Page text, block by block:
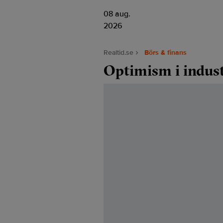
08 aug.
2026
Realtid.se Börs & finans
Optimism i